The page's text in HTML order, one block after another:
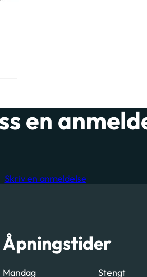
en
Skriv en anmeldelse
Åpningstider
Mandag Stengt